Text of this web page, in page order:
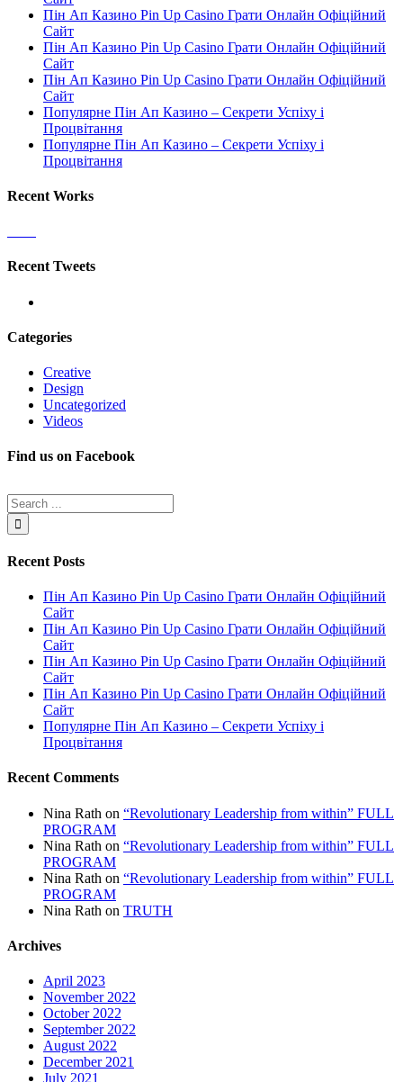
Пін Ап Казино Pin Up Casino Грати Онлайн Офіційний
Сайт
Пін Ап Казино Pin Up Casino Грати Онлайн Офіційний
Сайт
Пін Ап Казино Pin Up Casino Грати Онлайн Офіційний
Сайт
Популярне Пін Ап Казино – Секрети Успіху і
Процвітання
Популярне Пін Ап Казино – Секрети Успіху і
Процвітання
Recent Works
Recent Tweets
Categories
Creative
Design
Uncategorized
Videos
Find us on Facebook
Recent Posts
Пін Ап Казино Pin Up Casino Грати Онлайн Офіційний
Сайт
Пін Ап Казино Pin Up Casino Грати Онлайн Офіційний
Сайт
Пін Ап Казино Pin Up Casino Грати Онлайн Офіційний
Сайт
Пін Ап Казино Pin Up Casino Грати Онлайн Офіційний
Сайт
Популярне Пін Ап Казино – Секрети Успіху і
Процвітання
Recent Comments
Nina Rath on “Revolutionary Leadership from within” FULL
PROGRAM
Nina Rath on “Revolutionary Leadership from within” FULL
PROGRAM
Nina Rath on “Revolutionary Leadership from within” FULL
PROGRAM
Nina Rath on TRUTH
Archives
April 2023
November 2022
October 2022
September 2022
August 2022
December 2021
July 2021